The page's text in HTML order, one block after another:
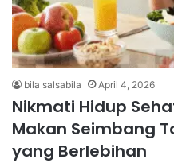
bila salsabila April 4, 2026
Nikmati Hidup
Makan Seimbang
yang Berlebihan